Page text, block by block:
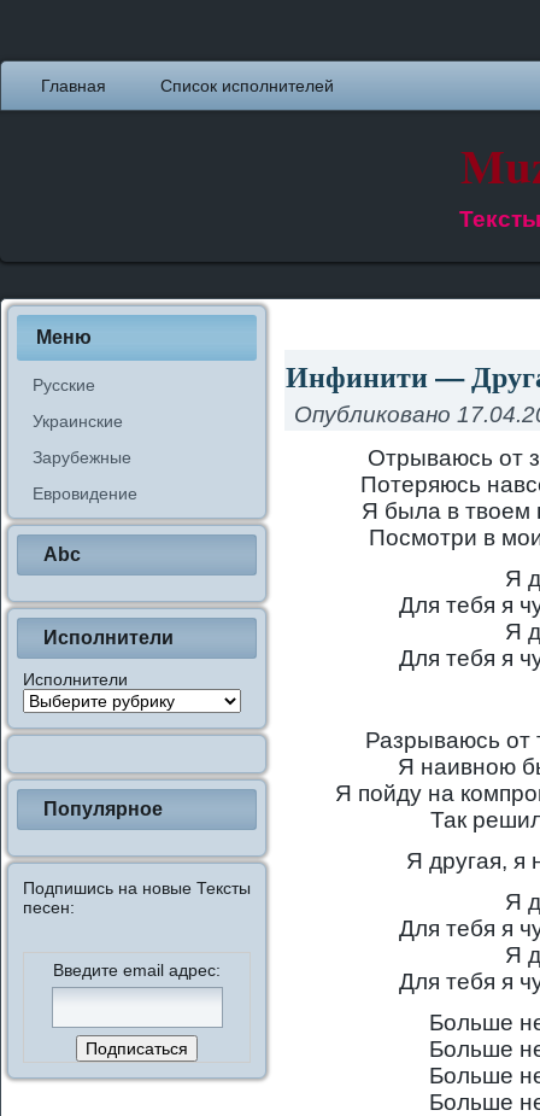
Главная Список исполнителей
Меню
Русские
Украинские
Зарубежные
Евровидение
Abc
Исполнители
Исполнители
Популярное
Подпишись на новые Тексты
песен:
Введите email адрес:
Инфинити —
Опубликовано
Отрываюсь от
Потеряюсь
Я была в твоем
Посмотри в
Я
Для тебя я
Я
Для тебя я
Разрываюсь от
Я наивною
Я пойду на
Так
Я другая, я
Я
Для тебя я
Я
Для тебя я
Больше
Больше
Больше
Больше